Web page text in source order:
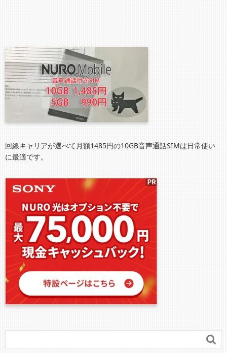
回線キャリアが選べて月額1485円の10GB音声通話SIMは日常使い
に最適です。
